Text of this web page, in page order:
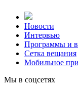
Новости
Интервью
Программы и
Сетка вещания
Мобильное
Мы в соцсетях